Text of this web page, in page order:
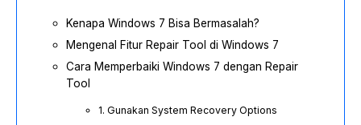
Kenapa Windows 7 Bisa Bermasalah?
Mengenal Fitur Repair Tool di Windows 7
Cara Memperbaiki Windows 7 dengan Repair
Tool
1. Gunakan System Recovery Options